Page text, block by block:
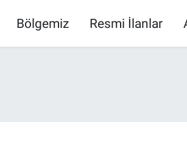
Bölgemiz Resmi İlanlar